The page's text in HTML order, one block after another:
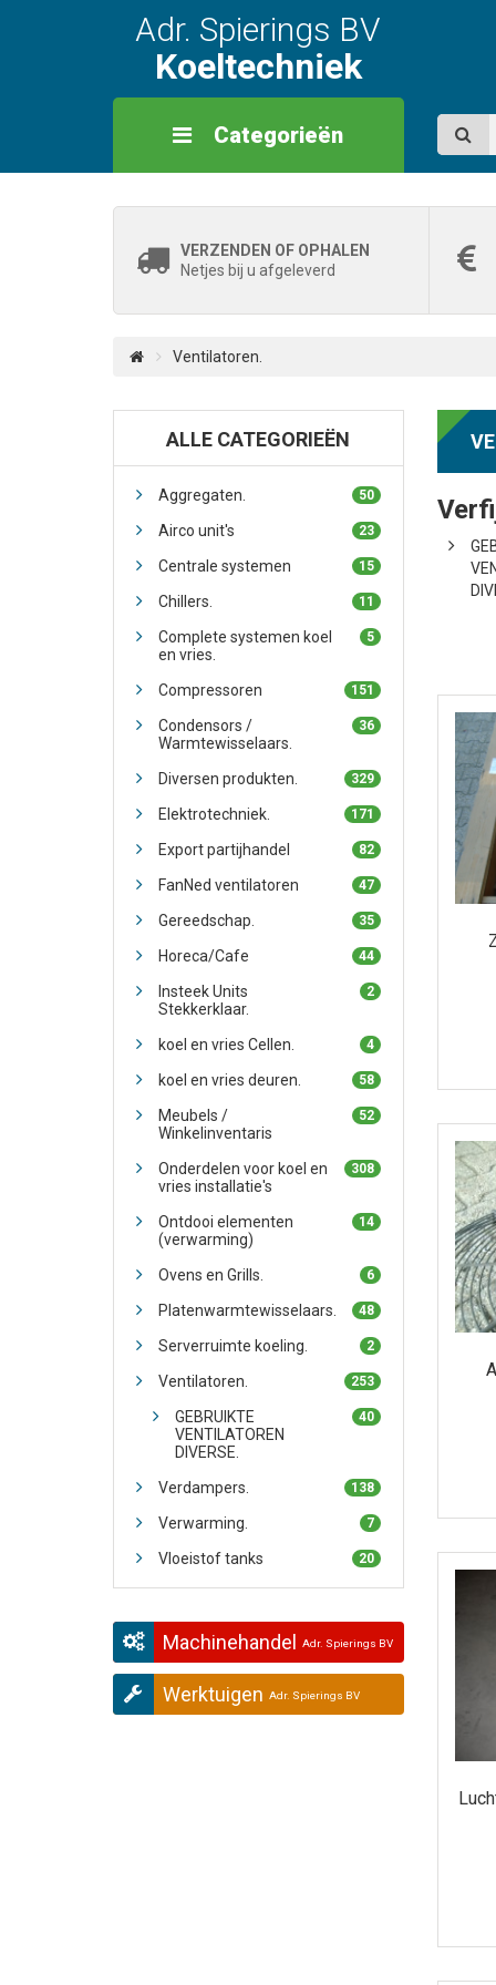
Adr. Spierings BV
Koeltechniek
Categorieën
VERZENDEN OF OPHALEN
Netjes bij u afgeleverd
Ventilatoren.
ALLE CATEGORIEËN
Aggregaten. 50
Airco unit's 23
Centrale systemen 15
Chillers. 11
Complete systemen koel
en vries.
5
Compressoren 151
Condensors /
Warmtewisselaars.
36
Diversen produkten. 329
Elektrotechniek. 171
Export partijhandel 82
FanNed ventilatoren 47
Gereedschap. 35
Horeca/Cafe 44
Insteek Units
Stekkerklaar.
2
koel en vries Cellen. 4
koel en vries deuren. 58
Meubels /
Winkelinventaris
52
Onderdelen voor koel en
vries installatie's
308
Ontdooi elementen
(verwarming)
14
Ovens en Grills. 6
Platenwarmtewisselaars. 48
Serverruimte koeling. 2
Ventilatoren. 253
GEBRUIKTE
VENTILATOREN
DIVERSE.
40
Verdampers. 138
Verwarming. 7
Vloeistof tanks 20
Machinehandel Adr. Spierings BV
Werktuigen Adr. Spierings BV